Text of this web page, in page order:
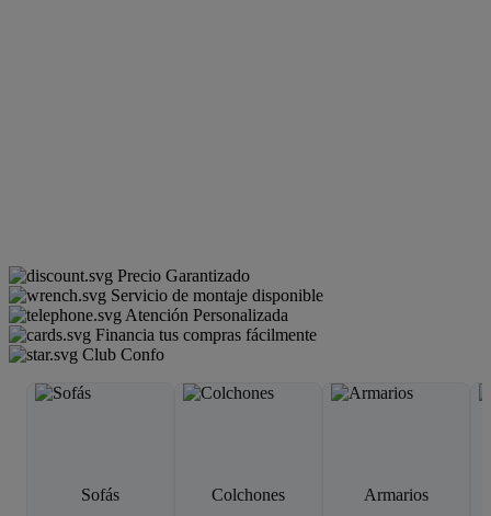
Precio Garantizado
Servicio de montaje disponible
Atención Personalizada
Financia tus compras fácilmente
Club Confo
Sofás Colchones Armarios